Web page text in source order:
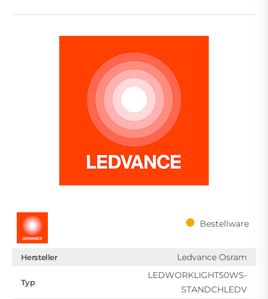
Bestellware
Hersteller Ledvance Osram
Typ
LEDWORKLIGHT50WS-
STANDCHLEDV